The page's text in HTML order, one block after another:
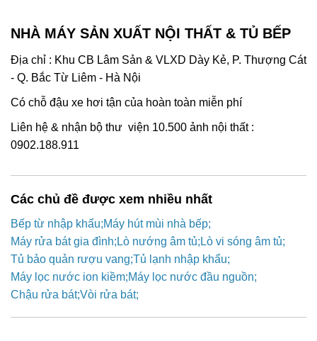
NHÀ MÁY SẢN XUẤT NỘI THẤT & TỦ BẾP
Địa chỉ : Khu CB Lâm Sản & VLXD Dày Kẻ, P. Thượng Cát
- Q. Bắc Từ Liêm - Hà Nội
Có chỗ đậu xe hơi tận của hoàn toàn miễn phí
Liên hệ & nhận bộ thư viện 10.500 ảnh nội thất :
0902.188.911
Các chủ đề được xem nhiều nhất
Bếp từ nhập khẩu Máy hút mùi nhà bếp
Máy rửa bát gia đình Lò nướng âm tủ Lò vi sóng âm tủ
Tủ bảo quản rượu vang Tủ lạnh nhập khẩu
Máy lọc nước ion kiềm Máy lọc nước đầu nguồn
Chậu rửa bát Vòi rửa bát